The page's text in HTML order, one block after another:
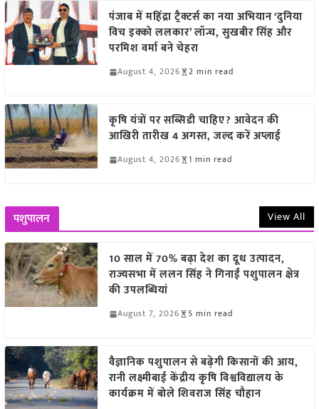
पंजाब में महिंद्रा ट्रैक्टर्स का नया अभियान ‘दुनिया
विच इक्को ललकार’ लॉन्च, सुखबीर सिंह और
परमिश वर्मा बने चेहरा
August 4, 2026 2 min read
कृषि यंत्रों पर सब्सिडी चाहिए? आवेदन की
आखिरी तारीख 4 अगस्त, जल्द करें अप्लाई
August 4, 2026 1 min read
पशुपालन View All
10 साल में 70% बढ़ा देश का दूध उत्पादन,
राज्यसभा में ललन सिंह ने गिनाईं पशुपालन क्षेत्र
की उपलब्धियां
August 7, 2026 5 min read
वैज्ञानिक पशुपालन से बढ़ेगी किसानों की आय,
रानी लक्ष्मीबाई केंद्रीय कृषि विश्वविद्यालय के
कार्यक्रम में बोले शिवराज सिंह चौहान